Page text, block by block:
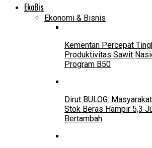
EkoBis
Ekonomi & Bisnis
Kementan Percepat
Produktivitas Sawit
Program B50
Dirut BULOG:
Stok Beras Hampir 5,3
Bertambah